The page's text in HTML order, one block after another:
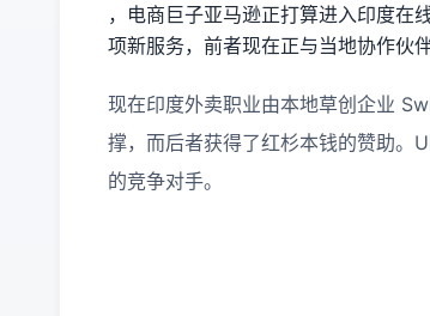
，电商巨子亚马逊正打算进入印度在
项新服务，前者现在正与当地协作伙
现在印度外卖职业由本地草创企业
撑，而后者获得了红杉本钱的赞助。
的竞争对手。